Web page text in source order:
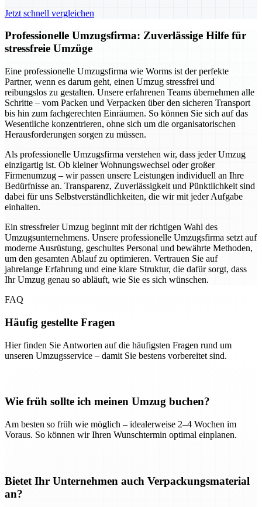
Jetzt schnell vergleichen
Professionelle Umzugsfirma: Zuverlässige Hilfe für
stressfreie Umzüge
Eine professionelle Umzugsfirma wie Worms ist der perfekte
Partner, wenn es darum geht, einen Umzug stressfrei und
reibungslos zu gestalten. Unsere erfahrenen Teams übernehmen alle
Schritte – vom Packen und Verpacken über den sicheren Transport
bis hin zum fachgerechten Einräumen. So können Sie sich auf das
Wesentliche konzentrieren, ohne sich um die organisatorischen
Herausforderungen sorgen zu müssen.
Als professionelle Umzugsfirma verstehen wir, dass jeder Umzug
einzigartig ist. Ob kleiner Wohnungswechsel oder großer
Firmenumzug – wir passen unsere Leistungen individuell an Ihre
Bedürfnisse an. Transparenz, Zuverlässigkeit und Pünktlichkeit sind
dabei für uns Selbstverständlichkeiten, die wir mit jeder Aufgabe
einhalten.
Ein stressfreier Umzug beginnt mit der richtigen Wahl des
Umzugsunternehmens. Unsere professionelle Umzugsfirma setzt auf
moderne Ausrüstung, geschultes Personal und bewährte Methoden,
um den gesamten Ablauf zu optimieren. Vertrauen Sie auf
jahrelange Erfahrung und eine klare Struktur, die dafür sorgt, dass
Ihr Umzug genau so abläuft, wie Sie es sich wünschen.
FAQ
Häufig gestellte Fragen
Hier finden Sie Antworten auf die häufigsten Fragen rund um
unseren Umzugsservice – damit Sie bestens vorbereitet sind.
Wie früh sollte ich meinen Umzug buchen?
Am besten so früh wie möglich – idealerweise 2–4 Wochen im
Voraus. So können wir Ihren Wunschtermin optimal einplanen.
Bietet Ihr Unternehmen auch Verpackungsmaterial
an?